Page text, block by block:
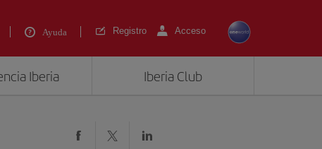
Ayuda Registro Acceso
Iberia Iberia Club